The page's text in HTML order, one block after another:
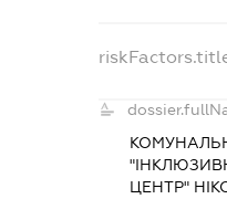
ЦЕНТР"